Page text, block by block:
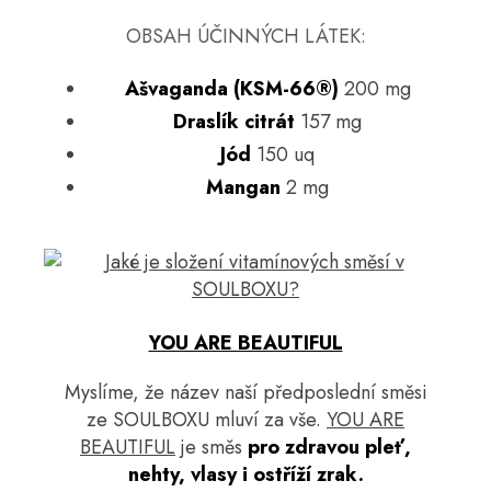
OBSAH ÚČINNÝCH LÁTEK:
Ašvaganda (KSM-66®) 200 mg
Draslík citrát 157 mg
Jód 150 uq
Mangan 2 mg
YOU ARE BEAUTIFUL
Myslíme, že název naší předposlední směsi
ze SOULBOXU mluví za vše. YOU ARE
BEAUTIFULje směs pro zdravou pleť,
nehty, vlasy i ostříží zrak.